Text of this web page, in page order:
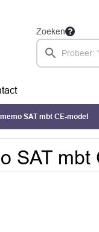
Zoeken
SAT mbt CE-model
SAT mbt